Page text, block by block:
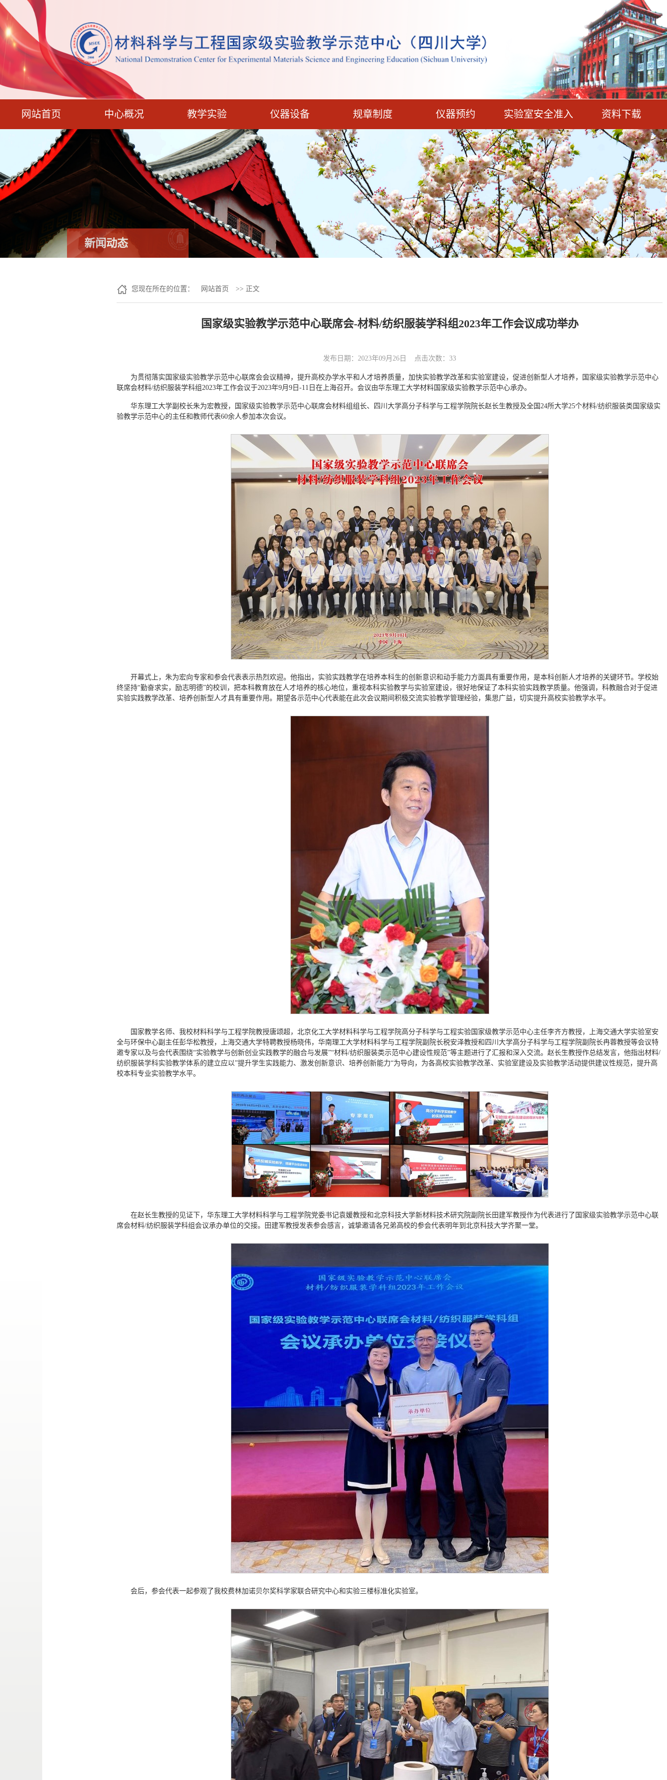
网站首页 中心概况 教学实验 仪器设备 规章制度 仪器预约 实验室安全准入 资料下载
新闻动态
您现在所在的位置： 网站首页 >> 正文
国家级实验教学示范中心联席会-材料/纺织服装学科组2023年工作会议成功举办
发布日期：2023年09月26日 点击次数： 33
为贯彻落实国家级实验教学示范中心联席会会议精神，提升高校办学水平和人才培养质量，加快实验教学改革和实验室建设，促进创新型人才培养，国家级实验教学示范中心
联席会材料/纺织服装学科组2023年工作会议于2023年9月9日-11日在上海召开。会议由华东理工大学材料国家级实验教学示范中心承办。
华东理工大学副校长朱为宏教授，国家级实验教学示范中心联席会材料组组长、四川大学高分子科学与工程学院院长赵长生教授及全国24所大学25个材料/纺织服装类国家级实
验教学示范中心的主任和教师代表60余人参加本次会议。
开幕式上，朱为宏向专家和参会代表表示热烈欢迎。他指出，实验实践教学在培养本科生的创新意识和动手能力方面具有重要作用，是本科创新人才培养的关键环节。学校始
终坚持“勤奋求实，励志明德”的校训，把本科教育放在人才培养的核心地位，重视本科实验教学与实验室建设，很好地保证了本科实验实践教学质量。他强调，科教融合对于促进
实验实践教学改革、培养创新型人才具有重要作用。期望各示范中心代表能在此次会议期间积极交流实验教学管理经验，集思广益，切实提升高校实验教学水平。
国家教学名师、我校材料科学与工程学院教授唐颂超，北京化工大学材料科学与工程学院高分子科学与工程实验国家级教学示范中心主任李齐方教授，上海交通大学实验室安
全与环保中心副主任彭华松教授，上海交通大学特聘教授杨晓伟，华南理工大学材料科学与工程学院副院长税安泽教授和四川大学高分子科学与工程学院副院长冉蓉教授等会议特
邀专家以及与会代表围绕“实验教学与创新创业实践教学的融合与发展”“材料/纺织服装类示范中心建设性规范”等主题进行了汇报和深入交流。赵长生教授作总结发言，他指出材料/
纺织服装学科实验教学体系的建立应以”提升学生实践能力、激发创新意识、培养创新能力“为导向，为各高校实验教学改革、实验室建设及实验教学活动提供建议性规范，提升高
校本科专业实验教学水平。
在赵长生教授的见证下，华东理工大学材料科学与工程学院党委书记袁媛教授和北京科技大学新材料技术研究院副院长田建军教授作为代表进行了国家级实验教学示范中心联
席会材料/纺织服装学科组会议承办单位的交接。田建军教授发表参会感言，诚挚邀请各兄弟高校的参会代表明年到北京科技大学齐聚一堂。
会后，参会代表一起参观了我校费林加诺贝尔奖科学家联合研究中心和实验三楼标准化实验室。